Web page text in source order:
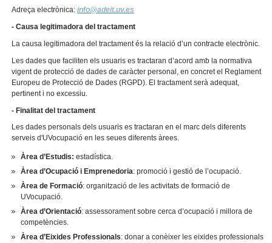
Adreça electrònica:info@adeit.uv.es
- Causa legitimadora del tractament
La causa legitimadora del tractament és la relació d’un contracte electrònic.
Les dades que faciliten els usuaris es tractaran d’acord amb la normativa
vigent de protecció de dades de caràcter personal, en concret el Reglament
Europeu de Protecció de Dades (RGPD). El tractament serà adequat,
pertinent i no excessiu.
- Finalitat del tractament
Les dades personals dels usuaris es tractaran en el marc dels diferents
serveis d'UVocupació en les seues diferents àrees.
Àrea d’Estudis:estadística.
Àrea d’Ocupació i Emprenedoria: promoció i gestió de l’ocupació.
Àrea de Formació: organització de les activitats de formació de
UVocupació.
Àrea d’Orientació: assessorament sobre cerca d’ocupació i millora de
competències.
Àrea d’Eixides Professionals: donar a conèixer les eixides professionals